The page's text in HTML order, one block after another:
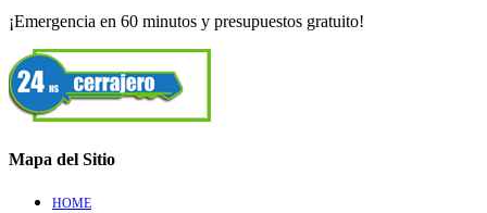
¡Emergencia en 60 minutos y presupuestos gratuito!
Mapa del Sitio
HOME